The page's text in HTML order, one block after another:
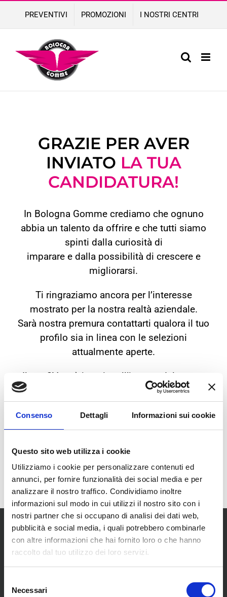
Consenso Dettagli Informazioni sui cookie
Questo sito web utilizza i cookie
Utilizziamo i cookie per personalizzare contenuti ed
annunci, per fornire funzionalità dei social media e per
analizzare il nostro traffico. Condividiamo inoltre
informazioni sul modo in cui utilizzi il nostro sito con i
nostri partner che si occupano di analisi dei dati web,
pubblicità e social media, i quali potrebbero combinarle
con altre informazioni che hai fornito loro o che hanno
raccolto dal tuo utilizzo dei loro servizi.
delNecessari
content
PREVENTIVI PROMOZIONI I NOSTRI CENTRI
GRAZIE PER AVER
INVIATO LA TUA
CANDIDATURA!
In Bologna Gomme crediamo che ognuno
abbia un talento da offrire e che tutti siamo
spinti dalla curiosità di
imparare e dalla possibilità di crescere e
migliorarsi.
Ti ringraziamo ancora per l’interesse
mostrato per la nostra realtà aziendale.
Sarà nostra premura contattarti qualora il tuo
profilo sia in linea con le selezioni
attualmente aperte.
Il tuo CV sarà inserito all’interno del nostro
database nel rispetto della
normativa privacy,Rif:art.13 del D. Lgs.
196/2003 e all’art. 13 GDPR 679/16
CHI SIAMO